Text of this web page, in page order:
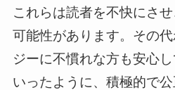
これらは読者を不快にさ
可能性があります。その
ジーに不慣れな方も安心
いったように、積極的で